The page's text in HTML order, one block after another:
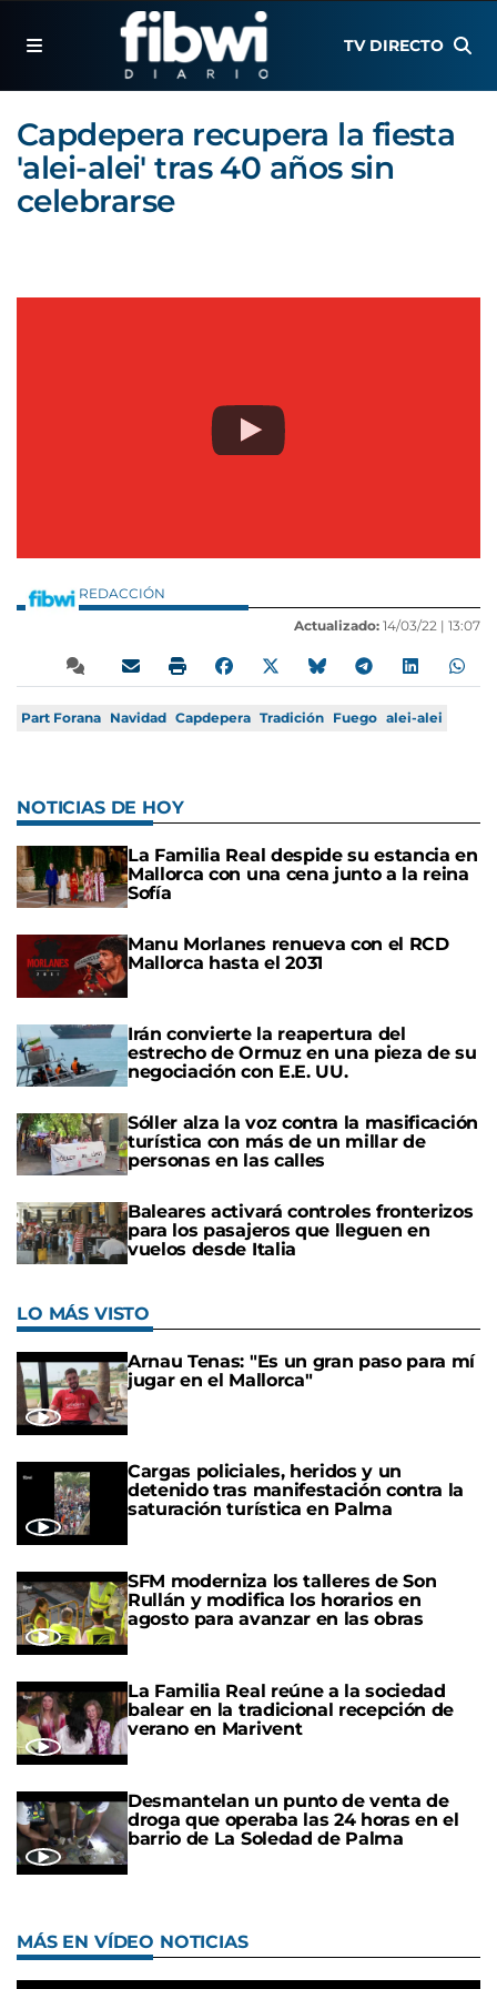
TV DIRECTO
Capdepera recupera la fiesta
'alei-alei' tras 40 años sin
celebrarse
REDACCIÓN
Actualizado: 14/03/22 | 13:07
Part Forana Navidad Capdepera Tradición Fuego alei-alei
NOTICIAS DE HOY
La Familia Real despide su estancia en
Mallorca con una cena junto a la reina
Sofía
Manu Morlanes renueva con el RCD
Mallorca hasta el 2031
Irán convierte la reapertura del
estrecho de Ormuz en una pieza de su
negociación con E.E. UU.
Sóller alza la voz contra la masificación
turística con más de un millar de
personas en las calles
Baleares activará controles fronterizos
para los pasajeros que lleguen en
vuelos desde Italia
LO MÁS VISTO
Arnau Tenas: "Es un gran paso para mí
jugar en el Mallorca"
Cargas policiales, heridos y un
detenido tras manifestación contra la
saturación turística en Palma
SFM moderniza los talleres de Son
Rullán y modifica los horarios en
agosto para avanzar en las obras
La Familia Real reúne a la sociedad
balear en la tradicional recepción de
verano en Marivent
Desmantelan un punto de venta de
droga que operaba las 24 horas en el
barrio de La Soledad de Palma
MÁS EN VÍDEO NOTICIAS